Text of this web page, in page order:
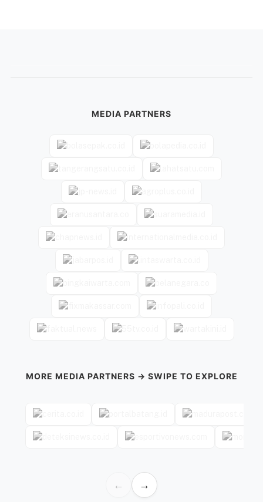
MEDIA PARTNERS
MORE MEDIA PARTNERS → SWIPE TO EXPLORE
← →